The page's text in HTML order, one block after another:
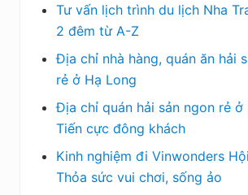
Tư vấn lịch trình du lịch Nha
2 đêm từ A-Z
Địa chỉ nhà hàng, quán ăn hải
rẻ ở Hạ Long
Địa chỉ quán hải sản ngon rẻ ở
Tiến cực đông khách
Kinh nghiệm đi Vinwonders
Thỏa sức vui chơi, sống ảo